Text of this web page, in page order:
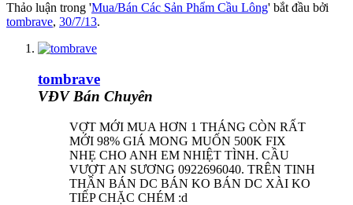
Thảo luận trong 'Mua/Bán Các Sản Phẩm Cầu Lông' bắt đầu bởi
tombrave, 30/7/13.
tombrave
VĐV Bán Chuyên
VỢT MỚI MUA HƠN 1 THÁNG CÒN RẤT
MỚI 98% GIÁ MONG MUỐN 500K FIX
NHẸ CHO ANH EM NHIỆT TÌNH. CẦU
VƯỢT AN SƯƠNG 0922696040. TRÊN TINH
THẦN BÁN DC BÁN KO BÁN DC XÀI KO
TIẾP CHẶC CHÉM :d